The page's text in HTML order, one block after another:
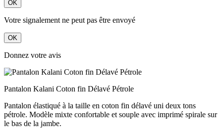
OK
Votre signalement ne peut pas être envoyé
OK
Donnez votre avis
Pantalon Kalani Coton fin Délavé Pétrole
Pantalon élastiqué à la taille en coton fin délavé uni deux tons
pétrole. Modèle mixte confortable et souple avec imprimé spirale sur
le bas de la jambe.